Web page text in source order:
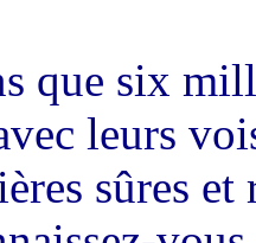
que six
leurs
sûres